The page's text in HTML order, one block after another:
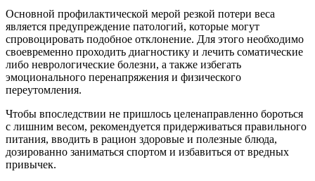
Основной профилактической мерой резкой потери веса
является предупреждение патологий, которые могут
спровоцировать подобное отклонение. Для этого необходимо
своевременно проходить диагностику и лечить соматические
либо неврологические болезни, а также избегать
эмоционального перенапряжения и физического
переутомления.
Чтобы впоследствии не пришлось целенаправленно бороться
с лишним весом, рекомендуется придерживаться правильного
питания, вводить в рацион здоровые и полезные блюда,
дозированно заниматься спортом и избавиться от вредных
привычек.